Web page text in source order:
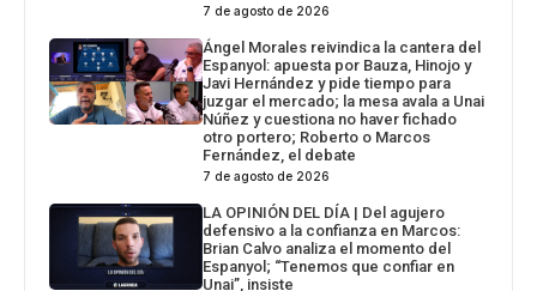
7 de agosto de 2026
Ángel Morales reivindica la cantera del
Espanyol: apuesta por Bauza, Hinojo y
Javi Hernández y pide tiempo para
juzgar el mercado; la mesa avala a Unai
Núñez y cuestiona no haver fichado
otro portero; Roberto o Marcos
Fernández, el debate
7 de agosto de 2026
LA OPINIÓN DEL DÍA | Del agujero
defensivo a la confianza en Marcos:
Brian Calvo analiza el momento del
Espanyol; “Tenemos que confiar en
Unai”, insiste